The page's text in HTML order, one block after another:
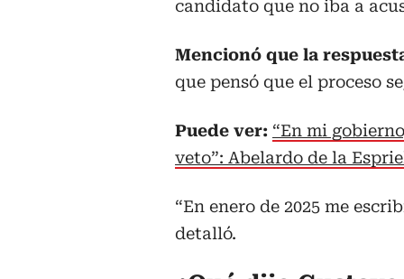
candidato que no iba a
Mencionó que la
que pensó que el proceso
Puede ver: “En mi
veto”: Abelardo de la
“En enero de 2025 me
detalló.